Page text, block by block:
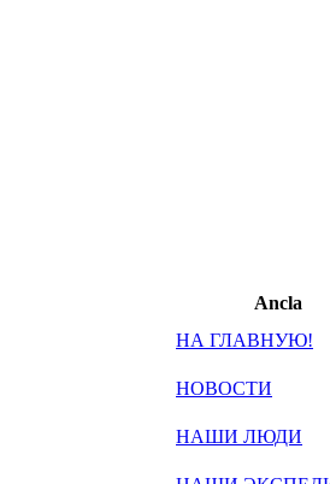
Ancla
НА ГЛАВНУЮ!
НОВОСТИ
НАШИ ЛЮДИ